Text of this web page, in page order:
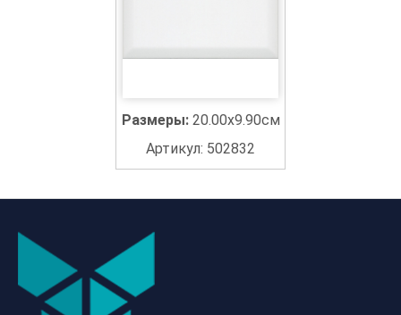
Размеры: 20.00x9.90см
Артикул: 502832